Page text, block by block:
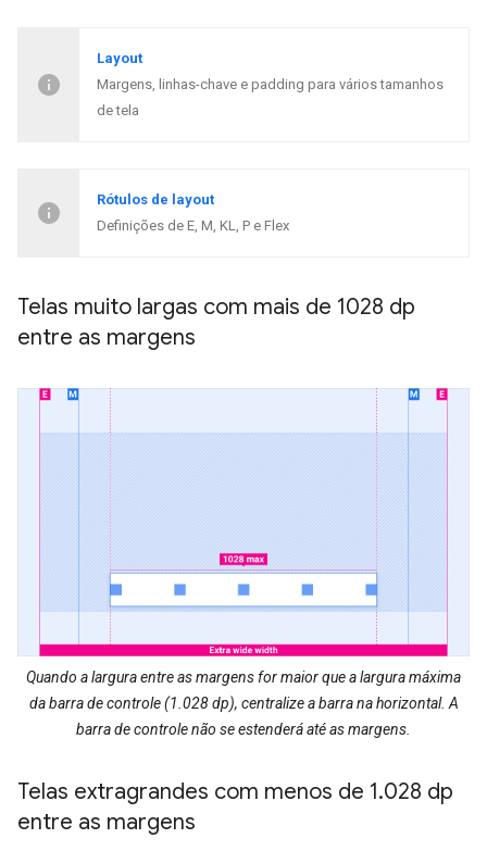
Layout
Margens, linhas-chave e padding para vários tamanhos
de tela
Rótulos de layout
Definições de E, M, KL, P e Flex
Telas muito largas com mais de 1028 dp
entre as margens
Quando a largura entre as margens for maior que a largura máxima
da barra de controle (1.028 dp), centralize a barra na horizontal. A
barra de controle não se estenderá até as margens.
Telas extragrandes com menos de 1.028 dp
entre as margens